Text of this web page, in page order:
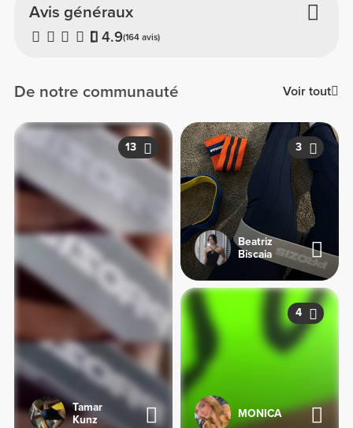
Avis généraux
4.9(164 avis)
De notre communauté Voir tout
13
Tamar
Kunz
3
Beatriz
Biscaia
4
MONICA